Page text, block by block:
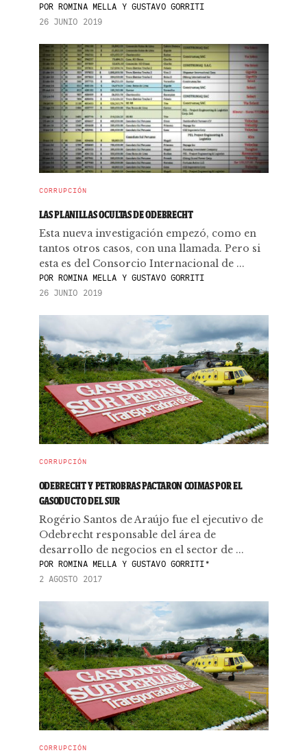
PORROMINA MELLA Y GUSTAVO GORRITI
26 JUNIO 2019
CORRUPCIÓN
LAS PLANILLAS OCULTAS DE ODEBRECHT
Esta nueva investigación empezó, como en
tantos otros casos, con una llamada. Pero si
esta es del Consorcio Internacional de ...
PORROMINA MELLA Y GUSTAVO GORRITI
26 JUNIO 2019
CORRUPCIÓN
ODEBRECHT Y PETROBRAS PACTARON COIMAS POR EL
GASODUCTO DEL SUR
Rogério Santos de Araújo fue el ejecutivo de
Odebrecht responsable del área de
desarrollo de negocios en el sector de ...
PORROMINA MELLA Y GUSTAVO GORRITI*
2 AGOSTO 2017
CORRUPCIÓN